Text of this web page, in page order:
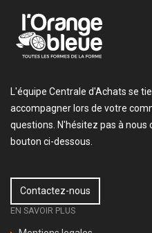
L'équipe Centrale d'Achats se
accompagner lors de votre
questions. N'hésitez pas à nous
bouton ci-dessous.
Contactez-nous
EN SAVOIR PLUS